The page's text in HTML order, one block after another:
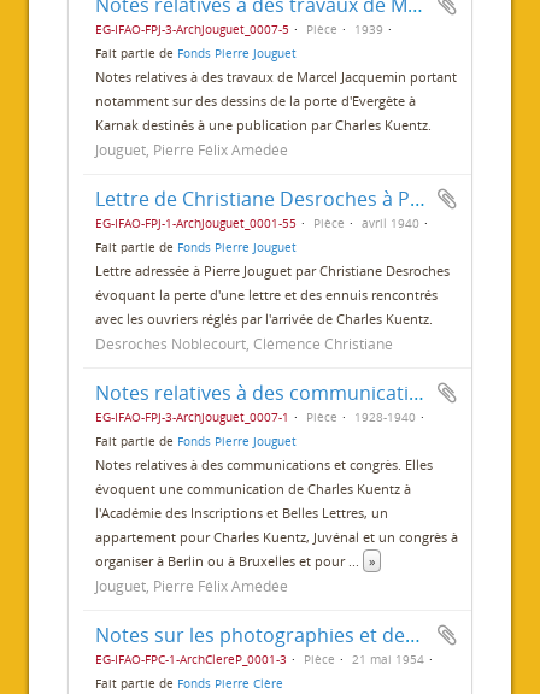
EG-IFAO-FPJ-3-ArchJouguet_0007-5 Pièce
1939
Fait partie de Fonds Pierre Jouguet
Notes relatives à des travaux de Marcel Jacquemin portant
notamment sur des dessins de la porte d'Evergète à
Karnak destinés à une publication par Charles Kuentz.
Jouguet, Pierre Félix Amédée
Lettre de Christiane Desroches à Pierre Jouguet
EG-IFAO-FPJ-1-ArchJouguet_0001-55 Pièce
avril 1940
Fait partie de Fonds Pierre Jouguet
Lettre adressée à Pierre Jouguet par Christiane Desroches
évoquant la perte d'une lettre et des ennuis rencontrés
avec les ouvriers réglés par l'arrivée de Charles Kuentz.
Desroches Noblecourt, Clémence Christiane
Notes relatives à des communications et congrès
EG-IFAO-FPJ-3-ArchJouguet_0007-1 Pièce
1928-1940
Fait partie de Fonds Pierre Jouguet
Notes relatives à des communications et congrès. Elles
évoquent une communication de Charles Kuentz à
l'Académie des Inscriptions et Belles Lettres, un
appartement pour Charles Kuentz, Juvénal et un congrès à
organiser à Berlin ou à Bruxelles et pour ... »
Jouguet, Pierre Félix Amédée
Notes sur les photographies et dessins de la publication
EG-IFAO-FPC-1-ArchClereP_0001-3 Pièce
21 mai 1954
Fait partie de Fonds Pierre Clère